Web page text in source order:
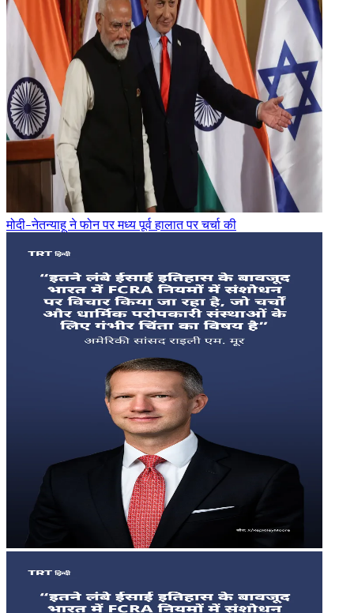
मोदी-नेतन्याहू ने फोन पर मध्य पूर्व हालात पर चर्चा की